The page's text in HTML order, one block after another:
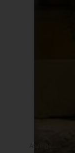
Anzeige